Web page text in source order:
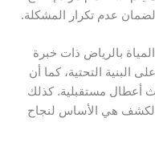
عدم تكرار المشكلة.
بالرياض ذات خبرة
البنية التحتية، كما أن
أعطال مستقبلية. كذلك
هي الأساس لنجاح